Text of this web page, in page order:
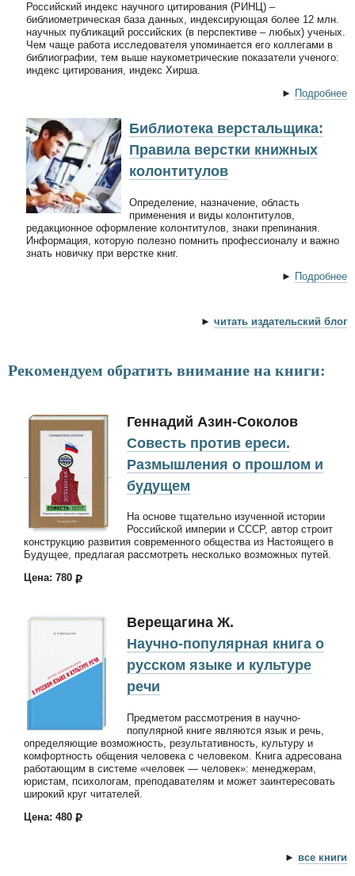
Российский индекс научного цитирования (РИНЦ) –
библиометрическая база данных, индексирующая более 12 млн.
научных публикаций российских (в перспективе – любых) ученых.
Чем чаще работа исследователя упоминается его коллегами в
библиографии, тем выше наукометрические показатели ученого:
индекс цитирования, индекс Хирша.
► Подробнее
Библиотека верстальщика:
Правила верстки книжных
колонтитулов
Определение, назначение, область
применения и виды колонтитулов,
редакционное оформление колонтитулов, знаки препинания.
Информация, которую полезно помнить профессионалу и важно
знать новичку при верстке книг.
► Подробнее
► читать издательский блог
Рекомендуем обратить внимание на книги:
Геннадий Азин-Соколов
Совесть против ереси.
Размышления о прошлом и
будущем
На основе тщательно изученной истории
Российской империи и СССР, автор строит
конструкцию развития современного общества из Настоящего в
Будущее, предлагая рассмотреть несколько возможных путей.
Цена: 780
Верещагина Ж.
Научно-популярная книга о
русском языке и культуре
речи
Предметом рассмотрения в научно-
популярной книге являются язык и речь,
определяющие возможность, результативность, культуру и
комфортность общения человека с человеком. Книга адресована
работающим в системе «человек — человек»: менеджерам,
юристам, психологам, преподавателям и может заинтересовать
широкий круг читателей.
Цена: 480
► все книги